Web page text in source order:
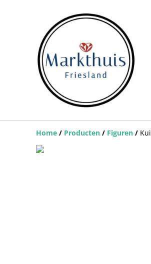
Home / Producten / Figuren /